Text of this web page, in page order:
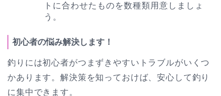
トに合わせたものを数種類用意しましょ
う。
初心者の悩み解決します！
釣りには初心者がつまずきやすいトラブルがいくつ
かあります。解決策を知っておけば、安心して釣り
に集中できます。